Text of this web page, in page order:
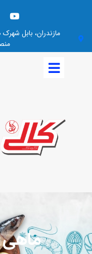
مازندران، بابل